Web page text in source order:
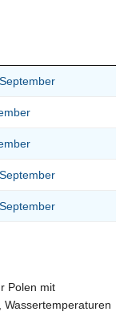
September
September
September
Polen mit